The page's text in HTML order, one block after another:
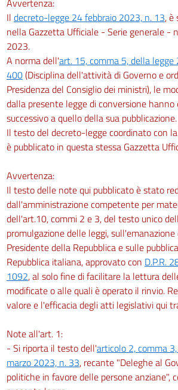
Avvertenza:
Il decreto-legge 24 febbraio 2023, n. 13, è
nella Gazzetta Ufficiale - Serie generale -
2023.
A norma dell'art. 15, comma 5, della
400(Disciplina dell'attività di Governo e
Presidenza del Consiglio dei ministri), le
dalla presente legge di conversione hanno
successivo a quello della sua pubblicazione.
Il testo del decreto-legge coordinato con
è pubblicato in questa stessa Gazzetta
Avvertenza:
Il testo delle note qui pubblicato è stato
dall'amministrazione competente per
dell'art.10, commi 2 e 3, del testo unico
promulgazione delle leggi,
Presidente della Repubblica e sulle
Repubblica italiana, approvato con D.P.R.
1092, al solo fine di facilitare la lettura
modificate o alle quali è operato il rinvio.
valore e l'efficacia degli atti legislativi qui
Note all'art. 1:
- Si riporta il testo dell'articolo 2, comma
marzo 2023, n. 33, recante "Deleghe al
politiche in favore delle persone anziane",